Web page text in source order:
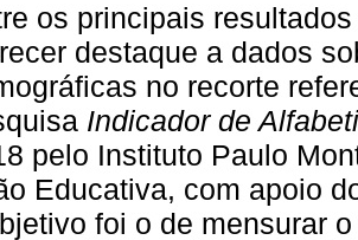
os principais
destaque a dados
no recorte
Indicador de
pelo Instituto Paulo
Educativa, com apoio
foi o de mensurar